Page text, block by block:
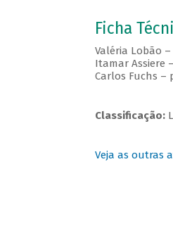
Ficha
Valéria Lobão –
Itamar Assiere
Carlos Fuchs –
Classificação:
Veja as outras